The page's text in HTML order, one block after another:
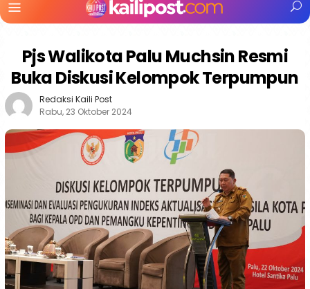
Mobile
Pjs Walikota Palu Muchsin Resmi
Buka Diskusi Kelompok Terpumpun
Redaksi Kaili Post
Rabu, 23 Oktober 2024